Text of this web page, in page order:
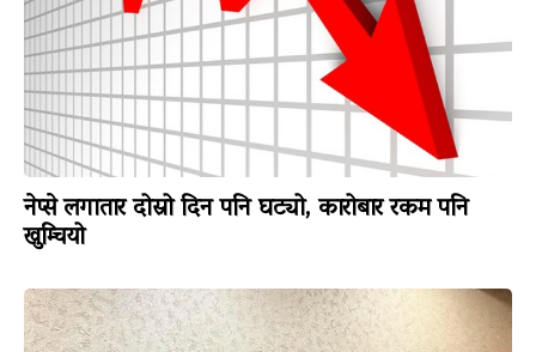
नेप्से लगातार दोस्रो दिन पनि घट्यो, कारोबार रकम पनि
खुम्चियो